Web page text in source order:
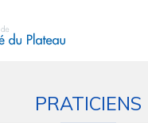
PRATICIENS